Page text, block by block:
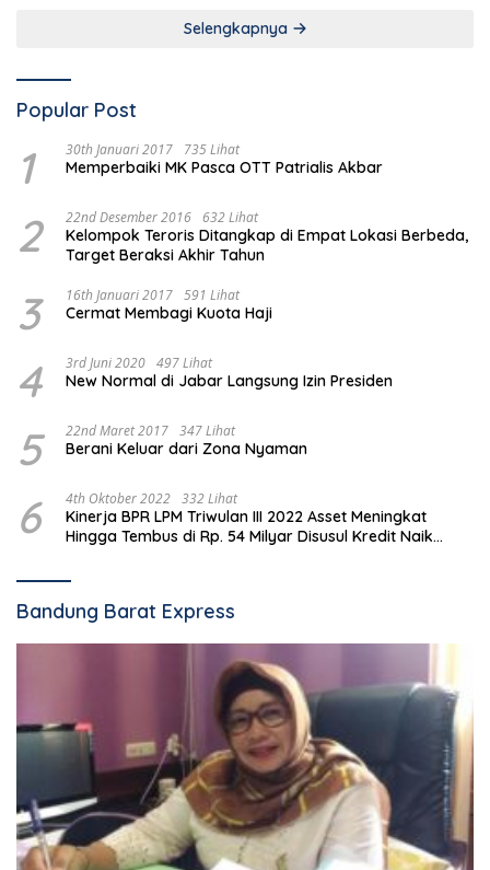
Selengkapnya
Popular Post
1 30th Januari 2017 735 Lihat
Memperbaiki MK Pasca OTT Patrialis Akbar
2 22nd Desember 2016 632 Lihat
Kelompok Teroris Ditangkap di Empat Lokasi Berbeda,
Target Beraksi Akhir Tahun
3 16th Januari 2017 591 Lihat
Cermat Membagi Kuota Haji
4 3rd Juni 2020 497 Lihat
New Normal di Jabar Langsung Izin Presiden
5 22nd Maret 2017 347 Lihat
Berani Keluar dari Zona Nyaman
6 4th Oktober 2022 332 Lihat
Kinerja BPR LPM Triwulan III 2022 Asset Meningkat
Hingga Tembus di Rp. 54 Milyar Disusul Kredit Naik
Bandung Barat Express